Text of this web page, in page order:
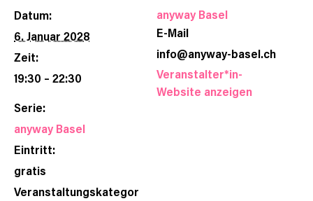
Datum:
6. Januar 2028
Zeit:
19:30 – 22:30
Serie:
anyway Basel
Eintritt:
gratis
Veranstaltungskategor
anyway Basel
E-Mail
info@anyway-basel.ch
Veranstalter*in-
Website anzeigen